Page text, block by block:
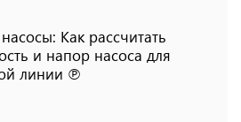
Как рассчитать
и напор насоса для
линии ℗